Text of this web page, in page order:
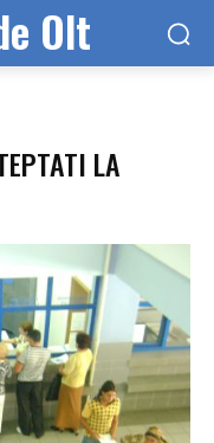
Olt
LA